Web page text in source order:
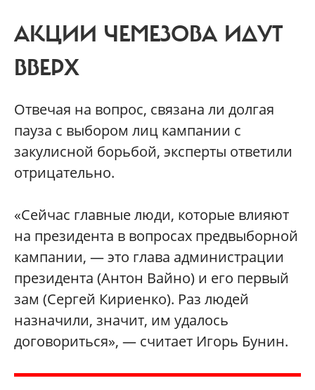
АКЦИИ ЧЕМЕЗОВА ИДУТ
ВВЕРХ
Отвечая на вопрос, связана ли долгая
пауза с выбором лиц кампании с
закулисной борьбой, эксперты ответили
отрицательно.
«Сейчас главные люди, которые влияют
на президента в вопросах предвыборной
кампании, — это глава администрации
президента (Антон Вайно) и его первый
зам (Сергей Кириенко). Раз людей
назначили, значит, им удалось
договориться», — считает Игорь Бунин.